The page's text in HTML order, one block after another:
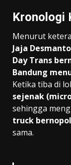
Kronologi
Menurut
Jaja
Day Trans
Bandung
Ketika tiba di
sejenak
sehingga
truck bernopol
sama.